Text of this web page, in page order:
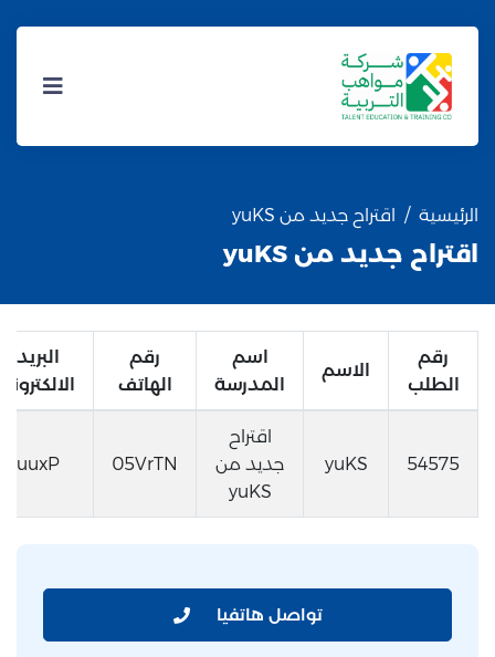
الرئيسية اقتراح جديد من yuKS
اقتراح جديد من yuKS
رقم
الطلب
الاسم
اسم
المدرسة
رقم
الهاتف
البريد
الالكتروني
54575
yuKS
اقتراح
جديد من
yuKS
05VrTN
uuxP
تواصل هاتفيا